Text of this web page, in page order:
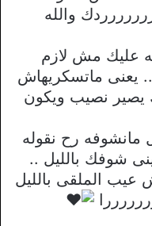
والله
عليك مش لازم
.. يعنى ماتسكريهاش
نصيب ويكون
رح نقوله
شوفك بالليل ..
الملقى بالليل